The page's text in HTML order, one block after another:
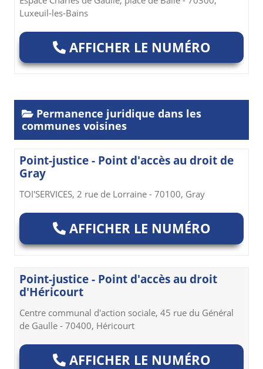
Luxeuil-les-Bains
AFFICHER LE NUMÉRO
Permanence juridique dans les
communes voisines
Point-justice - Point d'accès au droit de
Gray
TOI'SERVICES, 2 rue de Lorraine - 70100, Gray
AFFICHER LE NUMÉRO
Point-justice - Point d'accès au droit
d'Héricourt
Centre communal d'action sociale, 45 rue du Général
de Gaulle - 70400, Héricourt
AFFICHER LE NUMÉRO